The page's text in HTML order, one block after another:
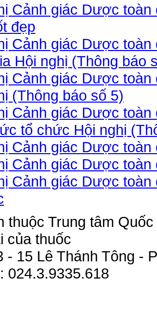
Cảnh giác Dược
đẹp
Cảnh giác Dược
Hội nghị (Thông báo
Cảnh giác Dược
(Thông báo số 5)
Cảnh giác Dược
tổ chức Hội nghị
Cảnh giác Dược
Cảnh giác Dược
Cảnh giác Dược
thuộc Trung tâm
của thuốc
- 15 Lê Thánh Tông -
024.3.9335.618